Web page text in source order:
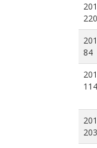
220
84
114
203